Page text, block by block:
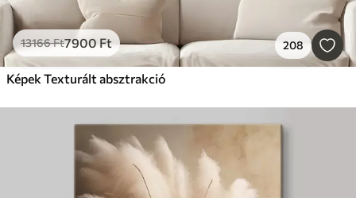
13166Ft7900Ft 208
Képek Texturált absztrakció